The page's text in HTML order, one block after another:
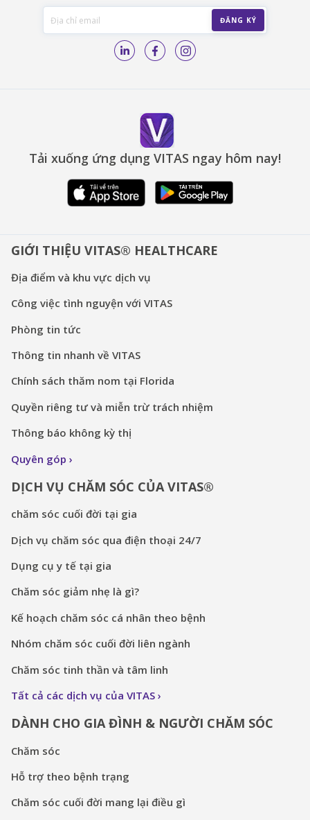
Tải xuống ứng dụng VITAS ngay hôm nay!
GIỚI THIỆU VITAS® HEALTHCARE
Địa điểm và khu vực dịch vụ
Công việc tình nguyện với VITAS
Phòng tin tức
Thông tin nhanh về VITAS
Chính sách thăm nom tại Florida
Quyền riêng tư và miễn trừ trách nhiệm
Thông báo không kỳ thị
Quyên góp
DỊCH VỤ CHĂM SÓC CỦA VITAS®
chăm sóc cuối đời tại gia
Dịch vụ chăm sóc qua điện thoại 24/7
Dụng cụ y tế tại gia
Chăm sóc giảm nhẹ là gì?
Kế hoạch chăm sóc cá nhân theo bệnh
Nhóm chăm sóc cuối đời liên ngành
Chăm sóc tinh thần và tâm linh
Tất cả các dịch vụ của VITAS
DÀNH CHO GIA ĐÌNH & NGƯỜI CHĂM SÓC
Chăm sóc
Hỗ trợ theo bệnh trạng
Chăm sóc cuối đời mang lại điều gì